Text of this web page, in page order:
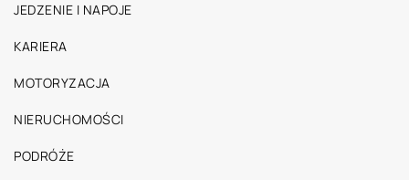
JEDZENIE I NAPOJE
KARIERA
MOTORYZACJA
NIERUCHOMOŚCI
PODRÓŻE